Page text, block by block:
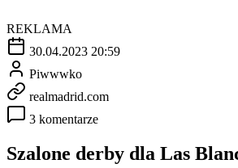
REKLAMA
30.04.2023 20:59
Piwwwko
realmadrid.com
3 komentarze
Szalone derby dla Las